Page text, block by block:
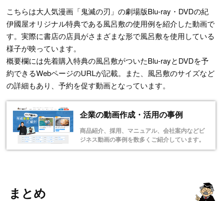
こちらは大人気漫画「鬼滅の刃」の劇場版Blu-ray・DVDの紀
伊國屋オリジナル特典である風呂敷の使用例を紹介した動画で
す。実際に書店の店員がさまざまな形で風呂敷を使用している
様子が映っています。
概要欄には先着購入特典の風呂敷がついたBlu-rayとDVDを予
約できるWebページのURLが記載。また、風呂敷のサイズなど
の詳細もあり、予約を促す動画となっています。
企業の動画作成・活用の事例
商品紹介、採用、マニュアル、会社案内などビ
ジネス動画の事例を数多くご紹介しています。
まとめ